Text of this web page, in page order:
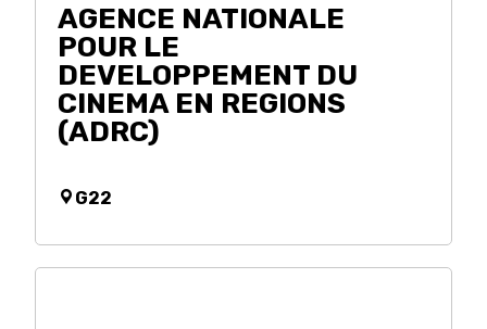
AGENCE NATIONALE
POUR LE
DEVELOPPEMENT DU
CINEMA EN REGIONS
(ADRC)
G22